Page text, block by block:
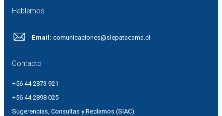
Hablemos
Email: comunicaciones@slepatacama.cl
Contacto
+56 44 2873 921
+56 44 2898 025
Sugerencias, Consultas y Reclamos (SIAC)